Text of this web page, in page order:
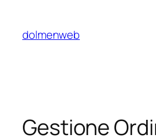
contenuto
dolmenweb
Gestione